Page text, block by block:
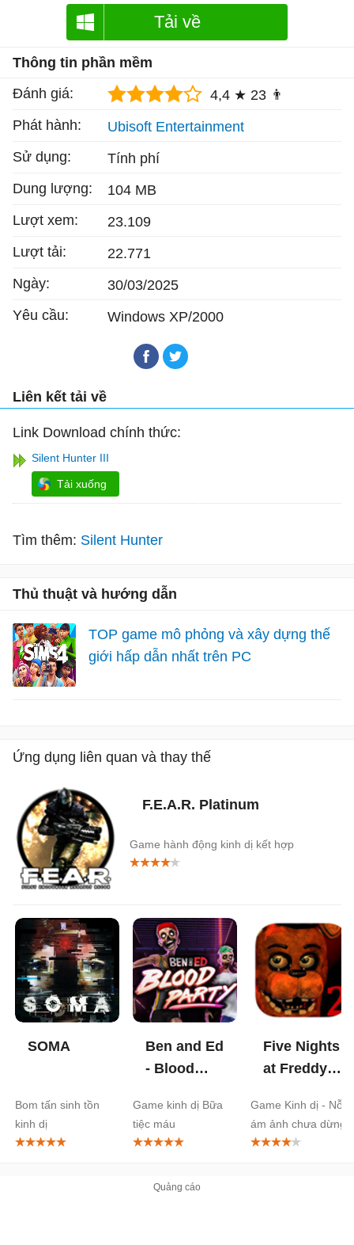
Tải về
Thông tin phần mềm
Đánh giá:
4,4 ★ 23 👨
Phát hành:
Ubisoft Entertainment
Sử dụng:
Tính phí
Dung lượng:
104 MB
Lượt xem:
23.109
Lượt tải:
22.771
Ngày:
30/03/2025
Yêu cầu:
Windows XP/2000
Liên kết tải về
Link Download chính thức:
Silent Hunter III
Tải xuống
Tìm thêm: Silent Hunter
Thủ thuật và hướng dẫn
TOP game mô phỏng và xây dựng thế
giới hấp dẫn nhất trên PC
Ứng dụng liên quan và thay thế
F.E.A.R. Platinum
Game hành động kinh dị kết hợp
SOMA
Bom tấn sinh tồn
kinh dị
Ben and Ed
- Blood
Game kinh dị Bữa
tiệc máu
Five Nights
at Freddy's
Game Kinh dị - Nỗi
ám ảnh chưa dừng
lại